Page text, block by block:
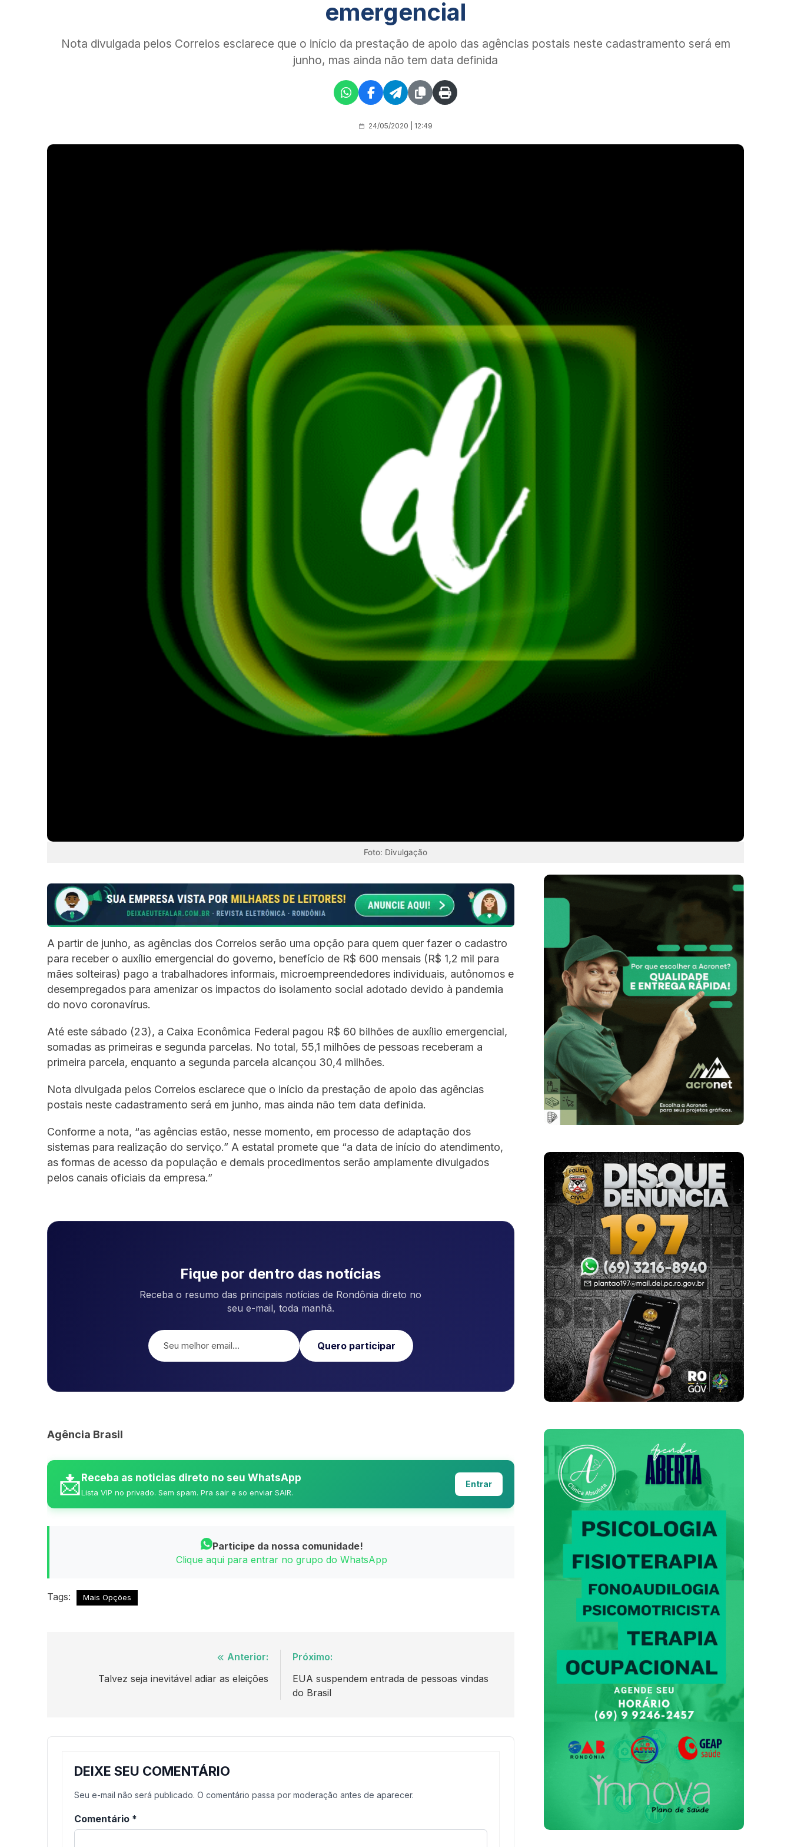
emergencial
Nota divulgada pelos Correios esclarece que o início da prestação de apoio das agências postais neste cadastramento será em
junho, mas ainda não tem data definida
24/05/2020 | 12:49
Foto: Divulgação
A partir de junho, as agências dos Correios serão uma opção para quem quer fazer o cadastro
para receber o auxílio emergencial do governo, benefício de R$ 600 mensais (R$ 1,2 mil para
mães solteiras) pago a trabalhadores informais, microempreendedores individuais, autônomos e
desempregados para amenizar os impactos do isolamento social adotado devido à pandemia
do novo coronavírus.
Até este sábado (23), a Caixa Econômica Federal pagou R$ 60 bilhões de auxílio emergencial,
somadas as primeiras e segunda parcelas. No total, 55,1 milhões de pessoas receberam a
primeira parcela, enquanto a segunda parcela alcançou 30,4 milhões.
Nota divulgada pelos Correios esclarece que o início da prestação de apoio das agências
postais neste cadastramento será em junho, mas ainda não tem data definida.
Conforme a nota, “as agências estão, nesse momento, em processo de adaptação dos
sistemas para realização do serviço.” A estatal promete que “a data de início do atendimento,
as formas de acesso da população e demais procedimentos serão amplamente divulgados
pelos canais oficiais da empresa.”
Fique por dentro das notícias
Receba o resumo das principais notícias de Rondônia direto no
seu e-mail, toda manhã.
Quero participar
Agência Brasil
📩Receba as noticias direto no seu WhatsApp
Lista VIP no privado. Sem spam. Pra sair e so enviar SAIR.
Entrar
Participe da nossa comunidade!
Clique aqui para entrar no grupo do WhatsApp
Tags: Mais Opções
Anterior:
Talvez seja inevitável adiar as eleições
Próximo:
EUA suspendem entrada de pessoas vindas
do Brasil
DEIXE SEU COMENTÁRIO
Seu e-mail não será publicado. O comentário passa por moderação antes de aparecer.
Comentário *